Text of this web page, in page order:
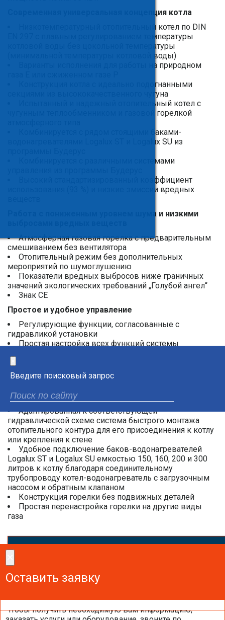
Введите поисковый запрос
Современная универсальная концепция котла
Низкотемпературный отопительный котел по DIN
EN 297 с плавным регулированием температуры
котловой воды без цокольной температуры
(минимальной температуры котловой воды)
Варианты исполнения для работы на природном
Конструкция котла с идеально подогнанными
секциями из высококачественного чугуна
Испытанный и надежный отопительный котел с
чугунным теплообменником и газовой горелкой
Комбинируется с рядом стоящими баками-
водонагревателями Logalux ST и Logalux SU из
Комбинируется с различными системами
Высокий стандартизированный коэффициент
использования (93 %) и низкие эмиссии вредных
Работа с пониженным уровнем шума и низкими
Атмосферная газовая горелка с предварительным
смешиванием без вентилятора
Отопительный режим без дополнительных
мероприятий по шумоглушению
Показатели вредных выбросов ниже граничных
значений экологических требований „Голубой ангел“
Знак CE
Простое и удобное управление
Регулирующие функции, согласованные с
гидравликой установки
Простая настройка всех функций системы
управления дополнительными модулями
техническое обслуживание
Адаптированная к соответствующей
гидравлической схеме система быстрого монтажа
отопительного контура для его присоединения к котлу
или крепления к стене
Удобное подключение баков-водонагревателей
Logalux ST и Logalux SU емкостью 150, 160, 200 и 300
литров к котлу благодаря соединительному
трубопроводу котел-водонагреватель с загрузочным
насосом и обратным клапаном
Конструкция горелки без подвижных деталей
Простая перенастройка горелки на другие виды
газа
Оставить заявку
Оставить заявку
Чтобы получить необходимую вам информацию,
Оставить заявку